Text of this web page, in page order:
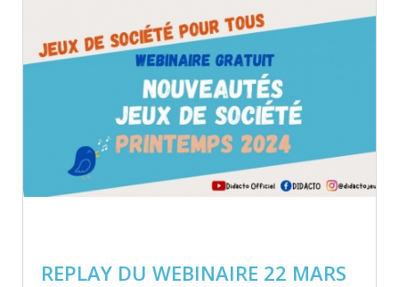
REPLAY DU WEBINAIRE 22 MARS